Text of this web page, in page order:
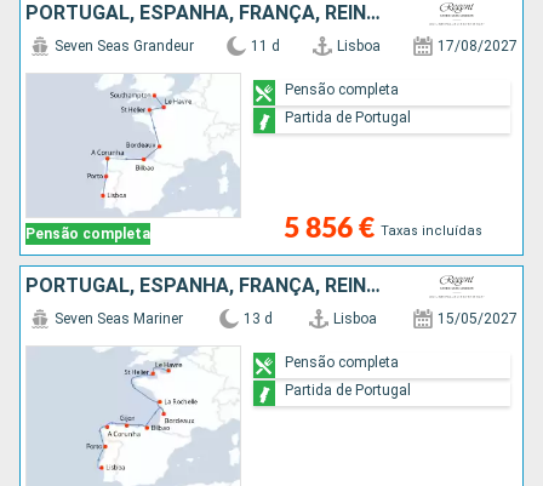
PORTUGAL, ESPANHA, FRANÇA, REINO UNIDO
Pensão completa
Seven Seas Grandeur 11 d Lisboa 17/08/2027
5 856 € Taxas incluídas
Pensão completa
Partida de Portugal
PORTUGAL, ESPANHA, FRANÇA, REINO UNIDO
Seven Seas Mariner 13 d Lisboa 15/05/2027
Pensão completa
Partida de Portugal